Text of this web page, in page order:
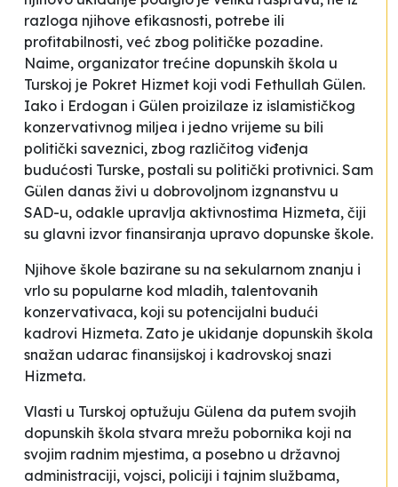
razloga njihove efikasnosti, potrebe ili
profitabilnosti, već zbog političke pozadine.
Naime, organizator trećine dopunskih škola u
Turskoj je Pokret Hizmet koji vodi Fethullah Gülen.
Iako i Erdogan i Gülen proizilaze iz islamističkog
konzervativnog miljea i jedno vrijeme su bili
politički saveznici, zbog različitog viđenja
budućosti Turske, postali su politički protivnici. Sam
Gülen danas živi u dobrovoljnom izgnanstvu u
SAD-u, odakle upravlja aktivnostima Hizmeta, čiji
su glavni izvor finansiranja upravo dopunske škole.
Njihove škole bazirane su na sekularnom znanju i
vrlo su popularne kod mladih, talentovanih
konzervativaca, koji su potencijalni budući
kadrovi Hizmeta. Zato je ukidanje dopunskih škola
snažan udarac finansijskoj i kadrovskoj snazi
Hizmeta.
Vlasti u Turskoj optužuju Gülena da putem svojih
dopunskih škola stvara mrežu pobornika koji na
svojim radnim mjestima, a posebno u državnoj
administraciji, vojsci, policiji i tajnim službama,